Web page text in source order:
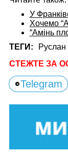
У
Хочемо
“Амінь
ТЕГИ:
Руслан
СТЕЖТЕ ЗА
Telegram